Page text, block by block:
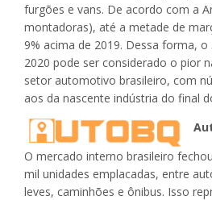
furgões e vans. De acordo com a
montadoras), até a metade de
9% acima de 2019. Dessa forma,
2020 pode ser considerado o pior
setor automotivo brasileiro, com
aos da nascente indústria do final
O mercado interno brasileiro
mil unidades emplacadas, entre
leves, caminhões e ônibus. Isso